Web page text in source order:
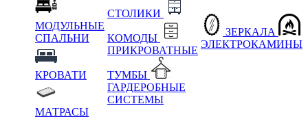
МОДУЛЬНЫЕ
СПАЛЬНИ
КРОВАТИ
МАТРАСЫ
СТОЛИКИ
КОМОДЫ
ПРИКРОВАТНЫЕ
ТУМБЫ
ГАРДЕРОБНЫЕ
СИСТЕМЫ
ЗЕРКАЛА
ЭЛЕКТРОКАМИНЫ